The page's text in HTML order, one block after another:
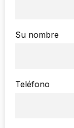
Su nombre
Teléfono